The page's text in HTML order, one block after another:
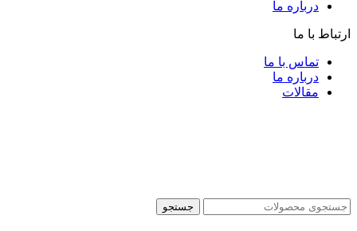
درباره ما
ارتباط با ما
تماس با ما
درباره ما
مقالات
جستجو